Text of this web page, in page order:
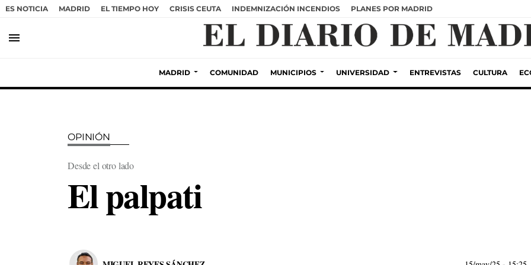
ES NOTICIA MADRID EL TIEMPO HOY CRISIS CEUTA INDEMNIZACIÓN INCENDIOS PLANES POR MADRID
menu
MADRID COMUNIDAD MUNICIPIOS UNIVERSIDAD ENTREVISTAS CULTURA
OPINIÓN
Desde el otro lado
El palpati